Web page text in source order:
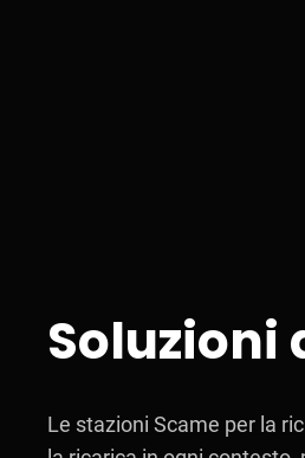
Soluzioni
Le stazioni Scame per la